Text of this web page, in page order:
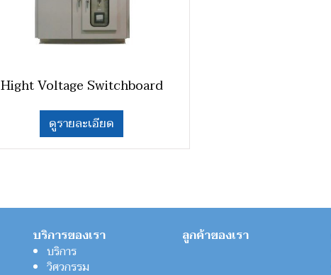
Hight Voltage Switchboard
ดูรายละเอียด
บริการของเรา
บริการ
วิศวกรรม
ลูกค้าของเรา